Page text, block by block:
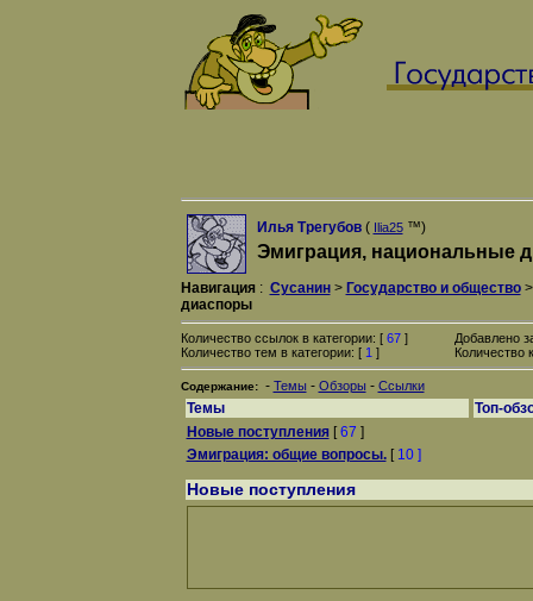
Илья Трегубов( Ilia25™)
Эмиграция, национальные
Навигация: Сусанин> Государство и общество
диаспоры
Количество ссылок в категории: [ 67]
Количество тем в категории: [ 1 ]
Добавлено
Количество
Содержание: - Темы - Обзоры - Ссылки
Темы
Топ-
Новые поступления[67 ]
Эмиграция: общие вопросы.[ 10 ]
Новые поступления